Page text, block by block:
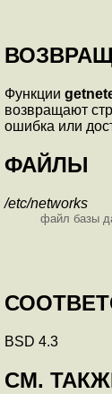
Функции
возвращают
ошибка или
ФАЙЛЫ
/etc/networks
файл базы
BSD 4.3
СМ.